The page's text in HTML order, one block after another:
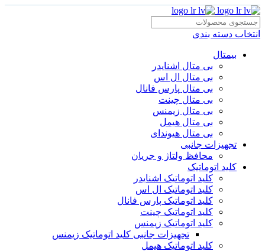
انتخاب دسته بندی
بیمتال
بی متال اشنایدر
بی متال ال اس
بی متال پارس فانال
بی متال چینت
بی متال زیمنس
بی متال هیمل
بی متال هیوندای
تجهیزات جانبی
محافظ ولتاژ و‌ جریان
کلید اتوماتیک
کلید اتوماتیک اشنایدر
کلید اتوماتیک ال اس
کلید اتوماتیک پارس فانال
کلید اتوماتیک چینت
کلید اتوماتیک زیمنس
تجهیزات جانبی کلید اتوماتیک زیمنس
کلید اتوماتیک هیمل